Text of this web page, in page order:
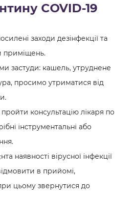
COVID-19
заходи дезінфекції та
приміщень.
застуди: кашель, утруднене
просимо утриматися від
консультацію лікаря по
інструментальні або
наявності вірусної інфекції
в прийомі,
цьому звернутися до